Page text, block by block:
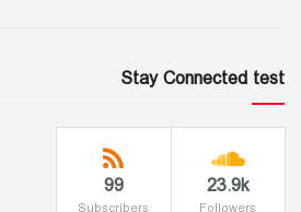
Stay Connected test
23.9k
99